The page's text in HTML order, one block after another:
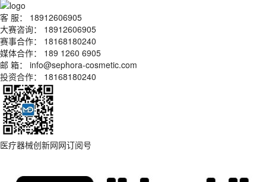
客 服：
18912606905
大赛咨询：
18912606905
赛事合作：
18168180240
媒体合作：
189 1260 6905
邮 箱：
info@sephora-cosmetic.com
投资合作：
18168180240
医疗器械创新网网订阅号